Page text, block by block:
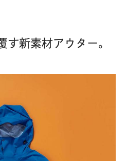
す新素材アウター。